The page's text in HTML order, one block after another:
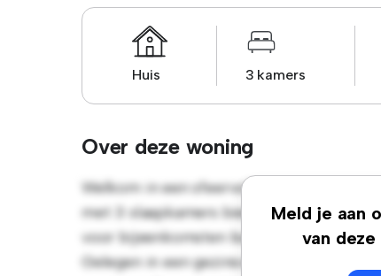
Huis 3 kamers
Over deze woning
Meld je aan
van
Welkom in een sfeervolle oase in de
met 3 slaapkamers biedt een ruime en
voor bijeenkomsten buiten en het
Gelegen in een gezinsvriendelijke buurt